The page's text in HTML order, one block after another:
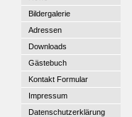
Bildergalerie
Adressen
Downloads
Gästebuch
Kontakt Formular
Impressum
Datenschutzerklärung